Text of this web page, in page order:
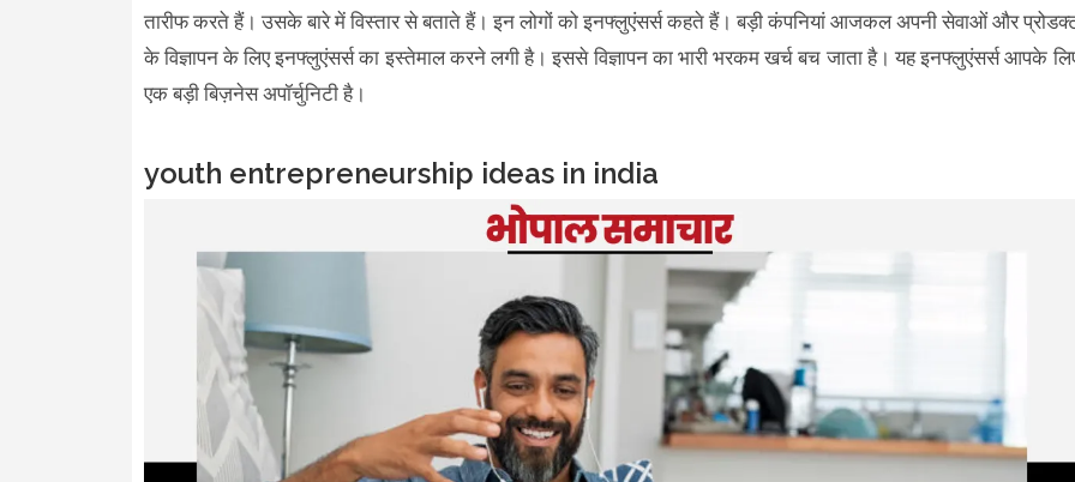
तारीफ करते हैं। उसके बारे में विस्तार से बताते हैं। इन लोगों को इनफ्लुएंसर्स कहते हैं। बड़ी कंपनियां आजकल अपनी सेवाओं और
के विज्ञापन के लिए इनफ्लुएंसर्स का इस्तेमाल करने लगी है। इससे विज्ञापन का भारी भरकम खर्च बच जाता है। यह इनफ्लुएंसर्स आपके
एक बड़ी बिज़नेस अपॉर्चुनिटी है।
youth entrepreneurship ideas in india